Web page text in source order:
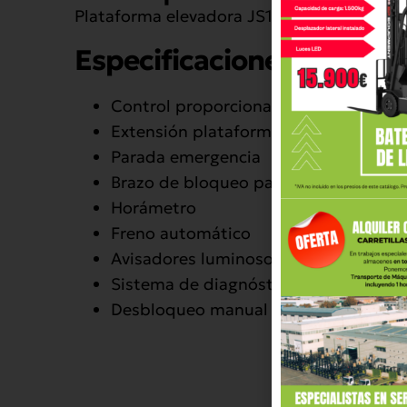
Plataforma elevadora JS12
Especificaciones
Control proporcional
Extensión plataforma
Parada emergencia
Brazo de bloqueo para
Horámetro
Freno automático
Avisadores luminosos y acústicos
Sistema de diagnóstico automático
Desbloqueo manual de frenos